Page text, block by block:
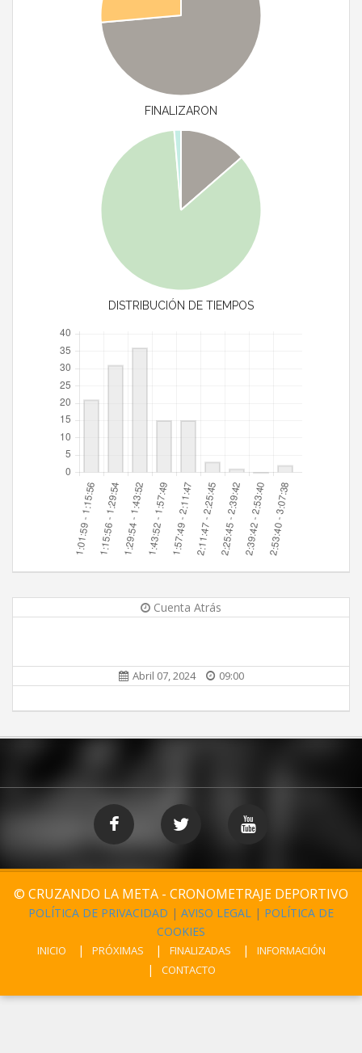
FINALIZARON
DISTRIBUCIÓN DE TIEMPOS
Cuenta Atrás
Abril 07, 2024 09:00
© CRUZANDO LA META - CRONOMETRAJE DEPORTIVO
POLÍTICA DE PRIVACIDAD | AVISO LEGAL | POLÍTICA DE
COOKIES
INICIO PRÓXIMAS FINALIZADAS
INFORMACIÓN
CONTACTO